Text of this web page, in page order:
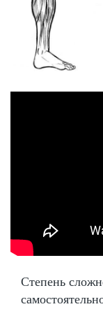
Степень